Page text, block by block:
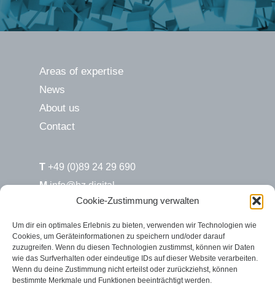
Cookie-Zustimmung verwalten
Um dir ein optimales Erlebnis zu bieten, verwenden wir Technologien wie
Cookies, um Geräteinformationen zu speichern und/oder darauf
zuzugreifen. Wenn du diesen Technologien zustimmst, können wir Daten
wie das Surfverhalten oder eindeutige IDs auf dieser Website verarbeiten.
Wenn du deine Zustimmung nicht erteilst oder zurückziehst, können
bestimmte Merkmale und Funktionen beeinträchtigt werden.
Areas of expertise
News
About us
Contact
T +49 (0)89 24 29 690
Minfo@hz.digital
H&Z.digital / Süd
Max-Joseph-Str. 6
80333 München